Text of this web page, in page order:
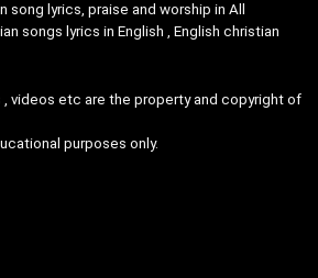
song lyrics, praise and worship in All
songs lyrics in English , English christian
, videos etc are the property and copyright of
purposes only.